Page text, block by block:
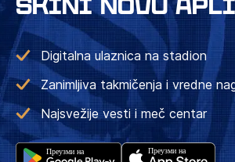
SKINI NOVU
Digitalna ulaznica na stadion
Zanimljiva takmičenja i vredne
Najsvežije vesti i meč centar